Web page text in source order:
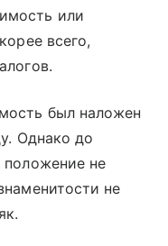
или
всего,
был наложен
Однако до
положение не
не